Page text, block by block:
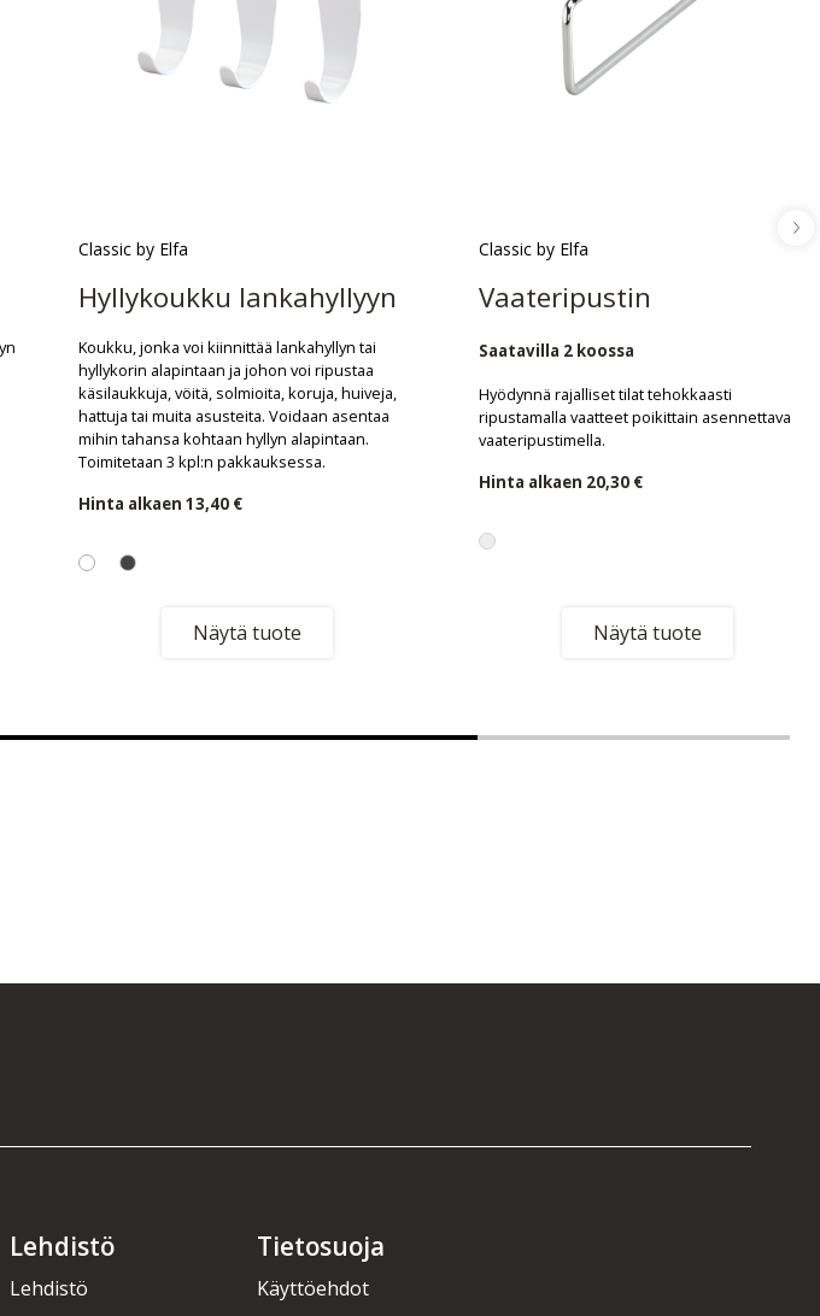
Classic by Elfa
Hyllykoukku lankahyllyyn
Koukku, jonka voi kiinnittää lankahyllyn tai
hyllykorin alapintaan ja johon voi ripustaa
käsilaukkuja, vöitä, solmioita, koruja, huiveja,
hattuja tai muita asusteita. Voidaan asentaa
mihin tahansa kohtaan hyllyn alapintaan.
Toimitetaan 3 kpl:n pakkauksessa.
Hinta alkaen 13,40 €
Näytä tuote
Classic by Elfa
Vaateripustin
Saatavilla 2 koossa
Hyödynnä rajalliset tilat tehokkaasti
ripustamalla vaatteet poikittain asennettavalla
vaateripustimella.
Hinta alkaen 20,30 €
Näytä tuote
Lehdistö
Lehdistö
Tietosuoja
Käyttöehdot